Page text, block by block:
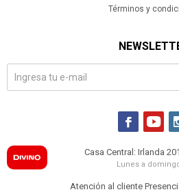
Términos y
 
Casa Central: Irlanda
Lunes a
Atención al cliente